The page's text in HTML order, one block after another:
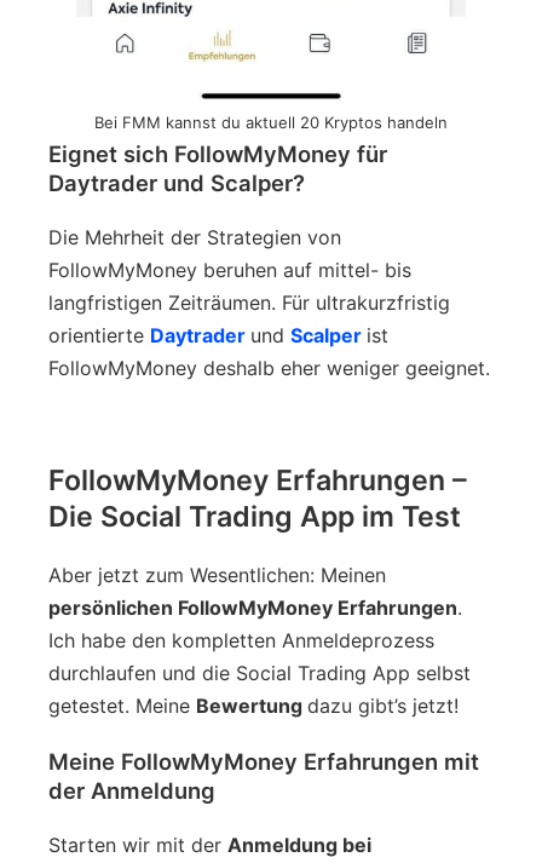
Bei FMM kannst du aktuell 20 Kryptos handeln
Eignet sich FollowMyMoney für
Daytrader und Scalper?
Die Mehrheit der Strategien von
FollowMyMoney beruhen auf mittel- bis
langfristigen Zeiträumen. Für ultrakurzfristig
orientierte Daytrader und Scalper ist
FollowMyMoney deshalb eher weniger geeignet.
FollowMyMoney Erfahrungen –
Die Social Trading App im Test
Aber jetzt zum Wesentlichen: Meinen
persönlichen FollowMyMoney Erfahrungen.
Ich habe den kompletten Anmeldeprozess
durchlaufen und die Social Trading App selbst
getestet. Meine Bewertung dazu gibt’s jetzt!
Meine FollowMyMoney Erfahrungen mit
der Anmeldung
Starten wir mit der Anmeldung bei